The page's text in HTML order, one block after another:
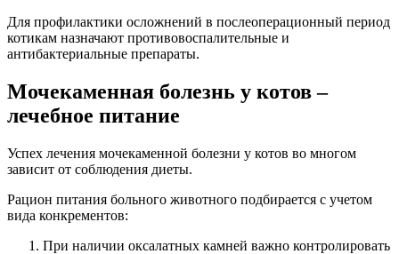
Для профилактики осложнений в послеоперационный период
котикам назначают противовоспалительные и
антибактериальные препараты.
Мочекаменная болезнь у котов –
лечебное питание
Успех лечения мочекаменной болезни у котов во многом
зависит от соблюдения диеты.
Рацион питания больного животного подбирается с учетом
вида конкрементов:
При наличии оксалатных камней важно контролировать